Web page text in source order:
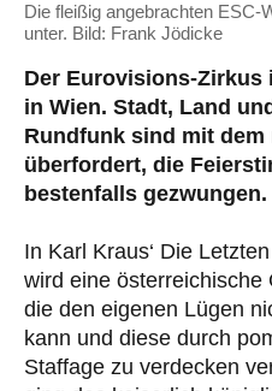
Die fleißig angebrachten ESC-
unter. Bild: Frank Jödicke
Der Eurovisions-Zirkus
in Wien. Stadt, Land
Rundfunk sind mit
überfordert, die
bestenfalls gezwungen.
In Karl Kraus‘ Die
wird eine österreichische
die den eigenen Lügen
kann und diese durch
Staffage zu verdecken